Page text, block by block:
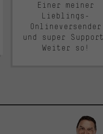
Einer meiner
Lieblings-
Onlineversender
und super
Weiter so!